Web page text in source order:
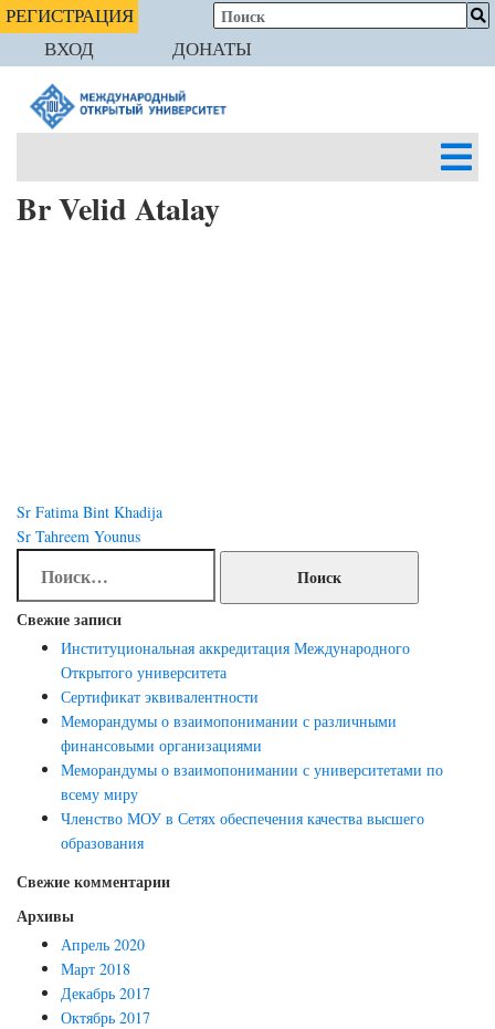
РЕГИСТРАЦИЯ
ВХОД
ДОНАТЫ
Br Velid Atalay
Навигация
по
записям
Sr Fatima Bint Khadija
Sr Tahreem Younus
Свежие записи
Институциональная аккредитация Международного
Открытого университета
Сертификат эквивалентности
Меморандумы о взаимопонимании с различными
финансовыми организациями
Меморандумы о взаимопонимании с университетами по
всему миру
Членство МОУ в Сетях обеспечения качества высшего
образования
Свежие комментарии
Архивы
Апрель 2020
Март 2018
Декабрь 2017
Октябрь 2017